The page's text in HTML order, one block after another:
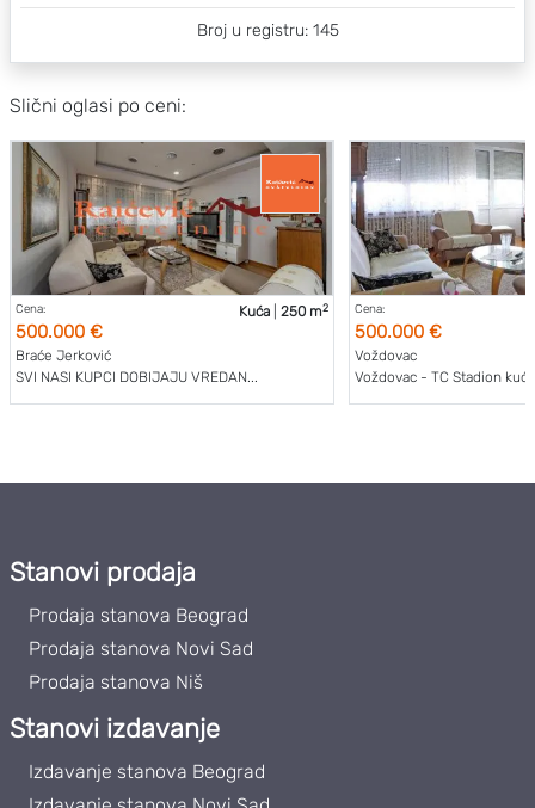
Broj u registru: 145
Slični oglasi po ceni:
Cena:
500.000 €
Kuća 250 m2
Braće Jerković
SVI NASI KUPCI DOBIJAJU VREDAN...
Cena:
500.000 €
Voždovac
Voždovac - TC Stadion
Stanovi prodaja
Prodaja stanova Beograd
Prodaja stanova Novi Sad
Prodaja stanova Niš
Stanovi izdavanje
Izdavanje stanova Beograd